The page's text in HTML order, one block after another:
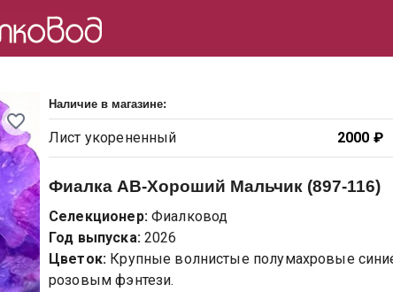
Наличие в магазине:
Лист укорененный 2000 ₽
Фиалка АВ-Хороший Мальчик (897-116)
Селекционер: Фиалковод
Год выпуска: 2026
Цветок: Крупные волнистые полумахровые
розовым фэнтези.